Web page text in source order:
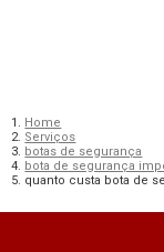
Home
Serviços
botas de segurança
bota de segurança
quanto custa bota de